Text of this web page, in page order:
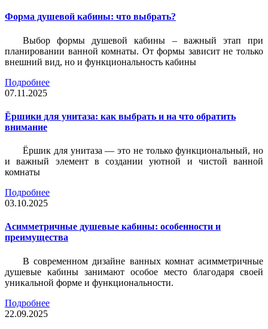
Форма душевой кабины: что выбрать?
Выбор формы душевой кабины – важный этап при
планировании ванной комнаты. От формы зависит не только
внешний вид, но и функциональность кабины
Подробнее
07.11.2025
Ёршики для унитаза: как выбрать и на что обратить
внимание
Ёршик для унитаза — это не только функциональный, но
и важный элемент в создании уютной и чистой ванной
комнаты
Подробнее
03.10.2025
Асимметричные душевые кабины: особенности и
преимущества
В современном дизайне ванных комнат асимметричные
душевые кабины занимают особое место благодаря своей
уникальной форме и функциональности.
Подробнее
22.09.2025